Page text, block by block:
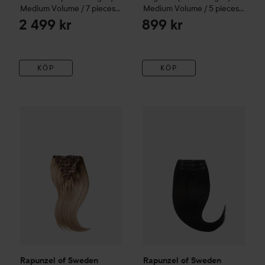
Medium Volume / 7 pieces
50 cmDark Ashy Blonde
Balayage B2.6/10.7
2 499 kr
KÖP
Medium Volume / 5 pieces
50 cm Brown Ash Blonde
Balayage B5.1/7.3
899 kr
KÖP
Rapunzel of Sweden Rapunzel of Sweden